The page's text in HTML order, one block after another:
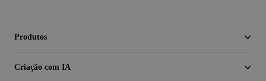
Produtos
Criação com IA